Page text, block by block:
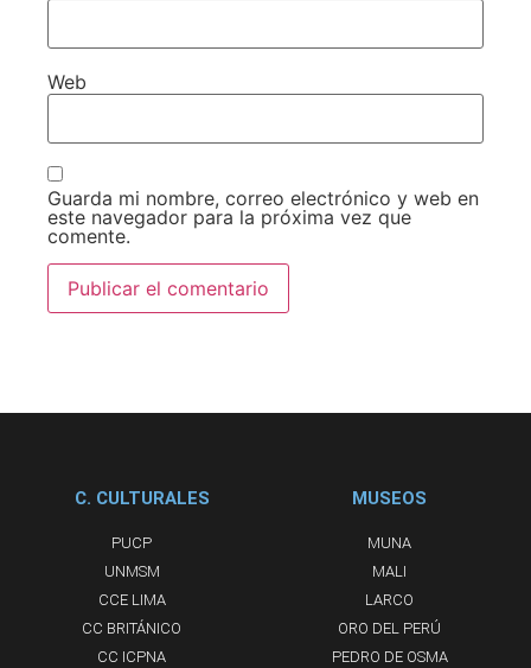
Web
Guarda mi nombre, correo electrónico y web en
este navegador para la próxima vez que
comente.
C. CULTURALES
PUCP
UNMSM
CCE LIMA
CC BRITÁNICO
CC ICPNA
MUSEOS
MUNA
MALI
LARCO
ORO DEL PERÚ
PEDRO DE OSMA